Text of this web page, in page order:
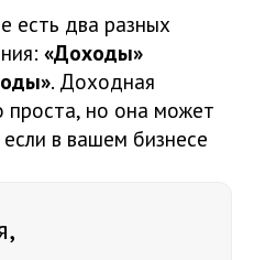
есть два разных
«Доходы»
. Доходная
проста, но она может
в вашем бизнесе